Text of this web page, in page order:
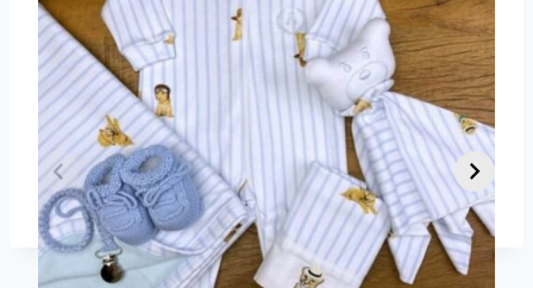
Conteúdos Rápidos
Mais Stories
Dicas para vestir
seu bebê de 2
meses em cada
estação do ano
Guia Completo
sobre Parto
Normal:
Benefícios,
Desafios e
Outros